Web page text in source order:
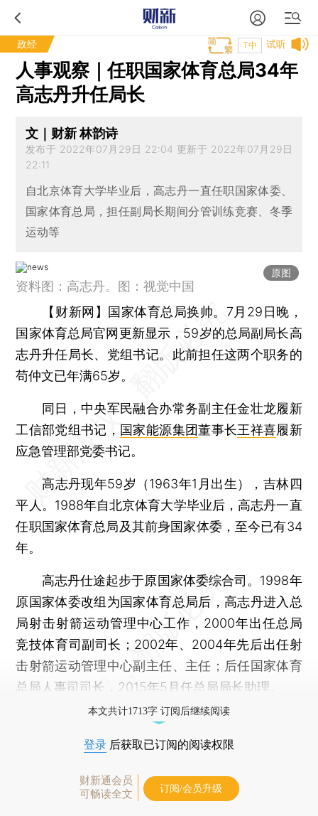
政经 试听
T中
人事观察｜任职国家体育总局34年
高志丹升任局长
文｜财新 林韵诗
发布于 2022年07月29日 22:04 更新于 2022年07月29日
22:11
自北京体育大学毕业后，高志丹一直任职国家体委、
国家体育总局，担任副局长期间分管训练竞赛、冬季
运动等
原图
资料图：高志丹。图：视觉中国
【财新网】 国家体育总局换帅。7月29日晚，
国家体育总局官网更新显示，59岁的总局副局长高
志丹升任局长、党组书记。此前担任这两个职务的
苟仲文已年满65岁。
同日，中央军民融合办常务副主任金壮龙履新
工信部党组书记， 国家能源集团董事长王祥喜履新
应急管理部党委书记。
高志丹现年59岁（1963年1月出生），吉林四
平人。1988年自北京体育大学毕业后，高志丹一直
任职国家体育总局及其前身国家体委，至今已有34
年。
高志丹仕途起步于原国家体委综合司。1998年
原国家体委改组为国家体育总局后，高志丹进入总
局射击射箭运动管理中心工作，2000年出任总局
竞技体育司副司长；2002年、2004年先后出任射
击射箭运动管理中心副主任、主任；后任国家体育
总局人事司司长，2015年5月任总局局长助理。
本文共计1713字 订阅后继续阅读
登录 后获取已订阅的阅读权限
财新通会员
可畅读全文
订阅/会员升级